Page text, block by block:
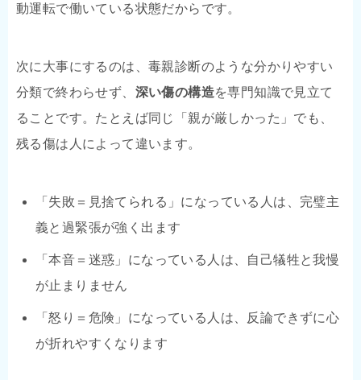
動運転で働いている状態だからです。
次に大事にするのは、毒親診断のような分かりやすい
分類で終わらせず、 深い傷の構造を専門知識で見立て
ることです。たとえば同じ「親が厳しかった」でも、
残る傷は人によって違います。
「失敗＝見捨てられる」になっている人は、完璧主
義と過緊張が強く出ます
「本音＝迷惑」になっている人は、自己犠牲と我慢
が止まりません
「怒り＝危険」になっている人は、反論できずに心
が折れやすくなります